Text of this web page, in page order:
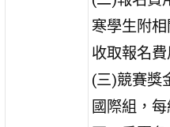
寒學生附
收取報名費
(三)競賽獎
國際組，每